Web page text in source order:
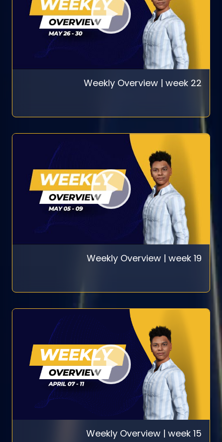
Weekly Overview | week 22
Weekly Overview | week 19
Weekly Overview | week 15